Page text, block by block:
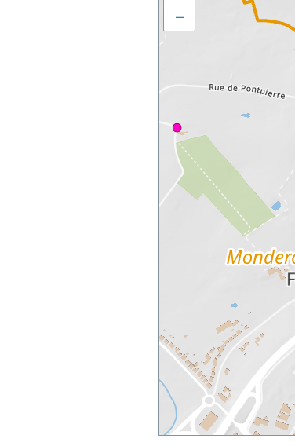
–